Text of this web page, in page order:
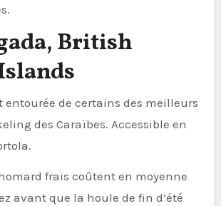
British
entourée de certains des meilleurs
des Caraïbes. Accessible en
frais coûtent en moyenne
avant que la houle de fin d’été